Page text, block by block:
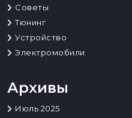
Советы
Тюнинг
Устройство
Электромобили
Архивы
Июль 2025